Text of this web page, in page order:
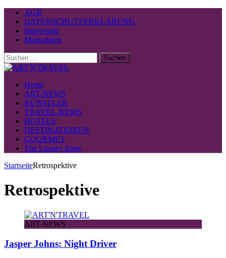
AGB
DATENSCHUTZERKLÄRUNG
Impressum
Mediadaten
Suchen
nach:
Home
ART-NEWS
KÜNSTLER
TRAVEL-NEWS
HOTELS
DESTINATIONEN
GOURMET
The Luxury Zone
StartseiteRetrospektive
Retrospektive
ART-NEWS
Jasper Johns: Night Driver